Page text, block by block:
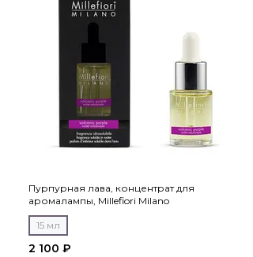
Пурпурная лава, концентрат для
аромалампы, Millefiori Milano
15 мл
2 100 ₽